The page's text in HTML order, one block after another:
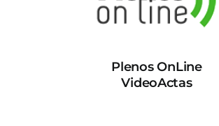
Plenos OnLine
VideoActas